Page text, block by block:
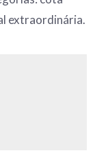
extraordinária.